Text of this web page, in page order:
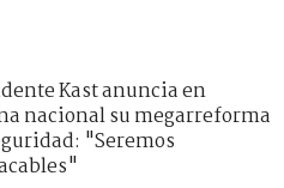
Kast anuncia en
nacional su megarreforma
"Seremos